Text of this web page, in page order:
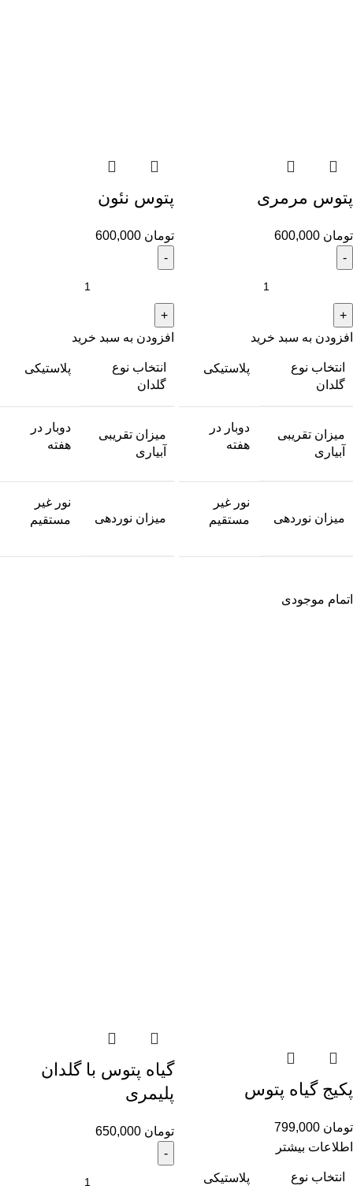
پتوس مرمری
تومان
افزودن به سبد خرید
انتخاب نوع
گلدان
پلاستیکی
میزان تقریبی
آبیاری
دوبار در
هفته
میزان نوردهی
نور غیر
مستقیم
پتوس نئون
تومان
افزودن به سبد خرید
انتخاب نوع
گلدان
پلاستیکی
میزان تقریبی
آبیاری
دوبار در
هفته
میزان نوردهی
نور غیر
مستقیم
اتمام موجودی
پکیج گیاه پتوس
تومان
اطلاعات بیشتر
انتخاب نوع
پلاستیکی
گیاه پتوس با گلدان
پلیمری
تومان